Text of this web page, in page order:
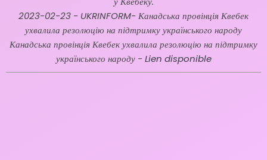
2023-02-23 - UKRINFORM- Канадська провінція Квебек
ухвалила резолюцію на підтримку українського народу
Канадська провінція Квебек ухвалила резолюцію на підтримку
українського народу- Lien disponible